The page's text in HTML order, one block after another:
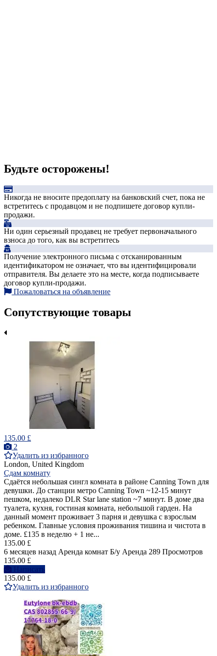
Будьте осторожены!
Никогда не вносите предоплату на банковский счет, пока не
встретитесь с продавцом и не подпишете договор купли-
продажи.
Ни один серьезный продавец не требует первоначального
взноса до того, как вы встретитесь
Получение электронного письма с отсканированным
идентификатором не означает, что вы идентифицировали
отправителя. Вы делаете это на месте, когда подписываете
договор купли-продажи.
Пожаловаться на объявление
Сопутствующие товары
135.00 £
2
Удалить из избранного
London, United Kingdom
Сдам комнату
Сдаётся небольшая сингл комната в районе Canning Town для
девушки. До станции метро Canning Town ~12-15 минут
пешком, недалеко DLR Star lane station ~7 минут. В доме два
туалета, кухня, гостиная комната, небольшой гарден. На
данный момент проживает 3 парня и девушка с взрослым
ребенком. Главные условия проживания тишина и чистота в
доме. £135 в неделю + 1 не...
135.00 £
6 месяцев назад Аренда комнат Б/у Аренда 289 Просмотров
135.00 £
Написать
135.00 £
Удалить из избранного